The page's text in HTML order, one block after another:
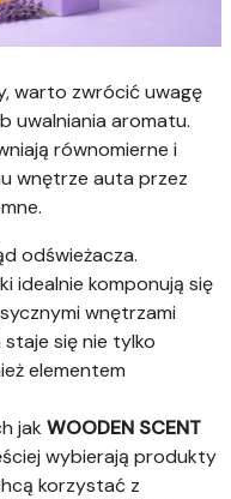
warto zwrócić uwagę
uwalniania aromatu.
równomierne i
wnętrze auta przez
odświeżacza.
idealnie komponują się
wnętrzami
się nie tylko
elementem
jak WOODEN SCENT
wybierają produkty
korzystać z